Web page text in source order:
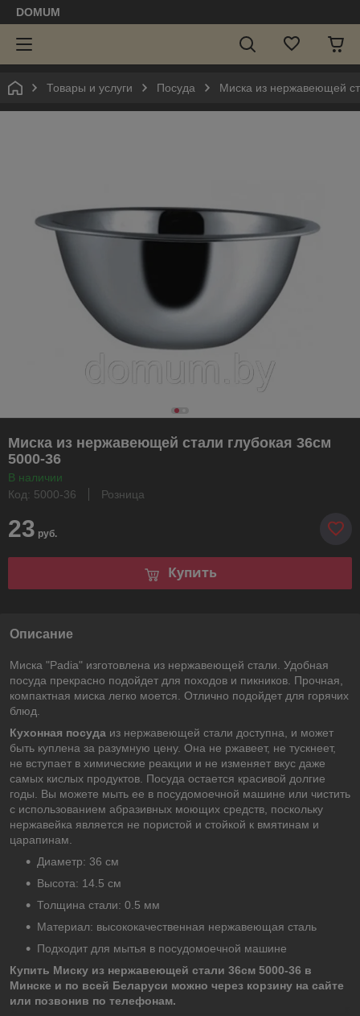
DOMUM
Товары и услуги Посуда Миска из нержавеющей
Миска из нержавеющей стали глубокая 36см
5000-36
В наличии
Код: 5000-36
Розница
23 руб.
Купить
Описание
Миска "Padia" изготовлена из нержавеющей стали. Удобная
посуда прекрасно подойдет для походов и пикников. Прочная,
компактная миска легко моется. Отлично подойдет для горячих
блюд.
Кухонная посуда из нержавеющей стали доступна, и может
быть куплена за разумную цену. Она не ржавеет, не тускнеет,
не вступает в химические реакции и не изменяет вкус даже
самых кислых продуктов. Посуда остается красивой долгие
годы. Вы можете мыть ее в посудомоечной машине или чистить
с использованием абразивных моющих средств, поскольку
нержавейка является не пористой и стойкой к вмятинам и
царапинам.
Диаметр: 36 см
Высота: 14.5 см
Толщина стали: 0.5 мм
Материал: высококачественная нержавеющая сталь
Подходит для мытья в посудомоечной машине
Купить Миску из нержавеющей стали 36см 5000-36 в
Минске и по всей Беларуси можно через корзину на сайте
или позвонив по телефонам.